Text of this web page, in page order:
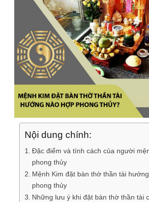
Nội dung chính:
Đặc điểm và tính cách của người
phong thủy
Mệnh Kim đặt bàn thờ thần tài
phong thủy
Những lưu ý khi đặt bàn thờ thần tài